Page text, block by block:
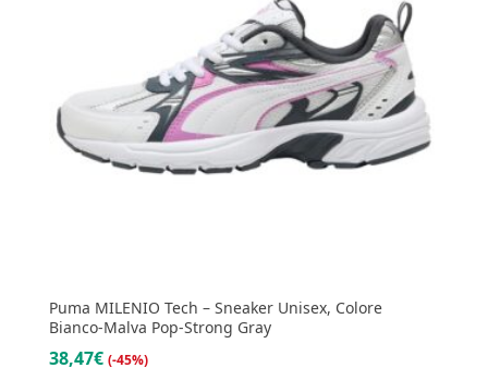
Puma MILENIO Tech – Sneaker Unisex, Colore
Bianco-Malva Pop-Strong Gray
38,47€ (-45%)